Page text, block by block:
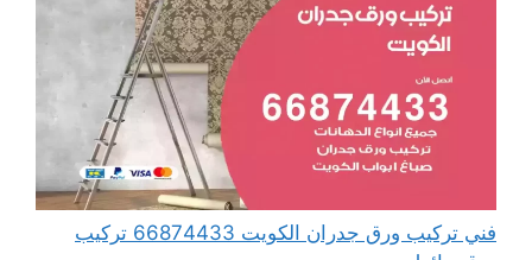
فني تركيب ورق جدران الكويت 66874433 تركيب